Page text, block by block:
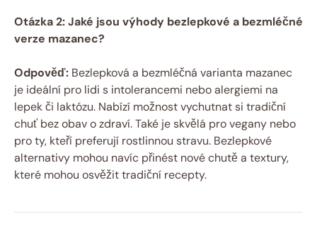
Otázka 2: Jaké jsou výhody bezlepkové a bezmléčné
verze mazanec?
Odpověď: Bezlepková a ‍bezmléčná ⁢varianta mazanec⁤
je ideální pro lidi s intolerancemi nebo ⁣alergiemi na
lepek či laktózu. Nabízí možnost vychutnat si tradiční⁢
chuť bez obav o ⁢zdraví. ⁣Také je skvělá pro vegany​ nebo⁣
pro ⁢ty, kteří preferují ‍rostlinnou stravu. Bezlepkové
alternativy mohou⁢ navíc přinést nové chutě ⁤a‍ textury,
⁣které ‍mohou ​osvěžit‌ tradiční​ recepty.